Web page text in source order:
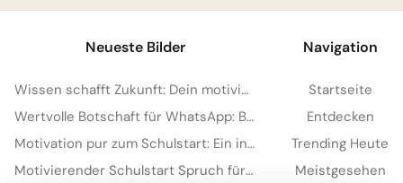
Neueste Bilder
Wissen schafft Zukunft: Dein motivierender Gruß zum Schulstart via WhatsApp!
Wertvolle Botschaft für WhatsApp: Bildung reift mit der Zeit heran
Motivation pur zum Schulstart: Ein inspirierender Spruch für Facebook!
Motivierender Schulstart Spruch für WhatsApp-Nachrichten
Navigation
Startseite
Entdecken
Trending Heute
Meistgesehen